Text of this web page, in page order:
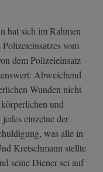
hat sich im Rahmen
vom
dem Polizeieinsatz
Abweichend
Wunden nicht
und
einzelne der
was alle in
Kretschmann stellte
seine Diener sei auf